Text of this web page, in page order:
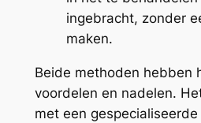
ingebracht, zonder
maken.
Beide methoden hebben
voordelen en nadelen.
met een